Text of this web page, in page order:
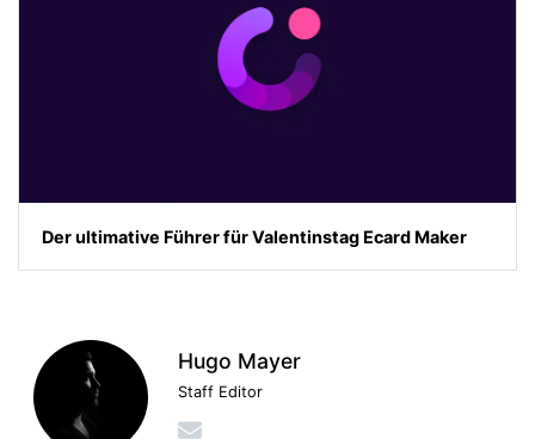
Der ultimative Führer für Valentinstag Ecard Maker
Hugo Mayer
Staff Editor